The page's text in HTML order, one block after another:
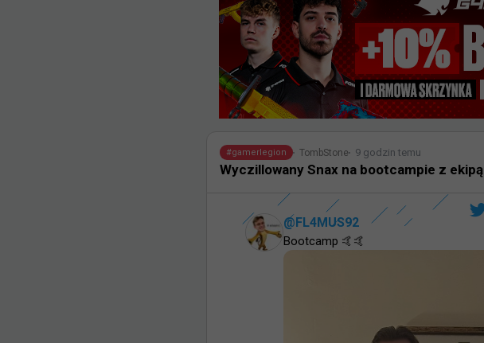
#gamerlegion TombStone 9 godzin temu
Wyczillowany Snax na bootcampie z ekipą
@ FL4MUS92
Bootcamp 🤙🤙